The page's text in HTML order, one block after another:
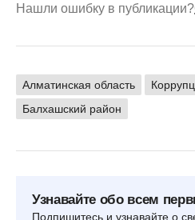
Нашли ошибку в публикации?
Алматинская область
Балхашский район
Узнавайте обо всем
Подпишитесь и узнавайте о